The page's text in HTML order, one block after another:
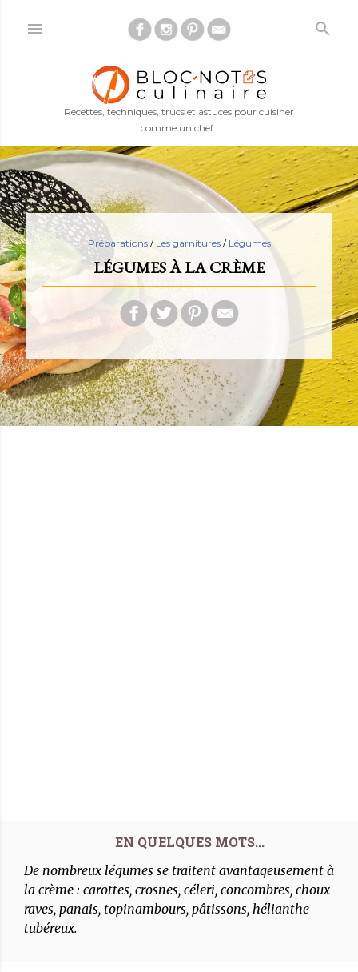
Accéder au contenu principal
Recettes, techniques, trucs et astuces pour cuisiner
comme un chef !
Préparations/ Les garnitures/ Légumes
LÉGUMES À LA CRÈME
De nombreux légumes se traitent avantageusement à
la crème : carottes, crosnes, céleri, concombres, choux
raves, panais, topinambours, pâtissons, hélianthe
tubéreux.